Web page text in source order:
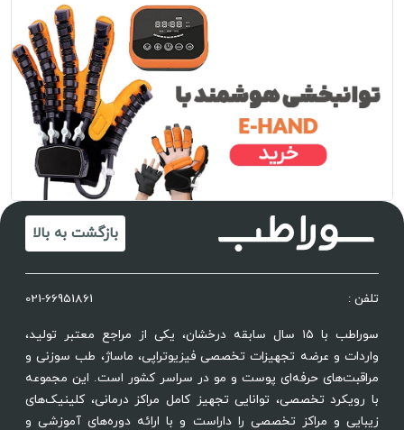
بازگشت به بالا
تلفن : 021-66951861
سوراطب با ۱۵ سال سابقه درخشان، یکی از مراجع معتبر تولید،
واردات و عرضه تجهیزات تخصصی فیزیوتراپی، ماساژ، طب سوزنی و
مراقبت‌های حرفه‌ای پوست و مو در سراسر کشور است. این مجموعه
با رویکرد تخصصی، توانایی تجهیز کامل مراکز درمانی، کلینیک‌های
زیبایی و مراکز تخصصی را داراست و با ارائه دوره‌های آموزشی و